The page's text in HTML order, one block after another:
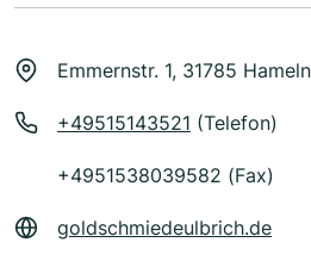
Emmernstr. 1, 31785 Hameln
+49515143521 (Telefon)
+4951538039582 (Fax)
goldschmiedeulbrich.de